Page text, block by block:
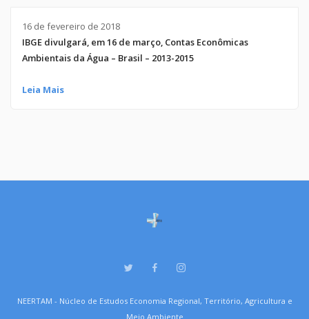
16 de fevereiro de 2018
IBGE divulgará, em 16 de março, Contas Econômicas
Ambientais da Água – Brasil – 2013-2015
Leia Mais
NEERTAM - Núcleo de Estudos Economia Regional, Território, Agricultura e
Meio Ambiente